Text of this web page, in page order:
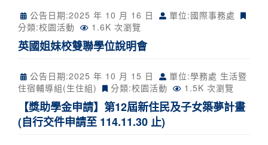
公告日期:2025 年 10 月 16 日
單位:國際事務處
分類:校園活動 1.6K 次瀏覽
英國姐妹校雙聯學位說明會
公告日期:2025 年 10 月 15 日
單位:學務處 生活暨
住宿輔導組(生住組)
分類:校園活動 1.5K 次瀏覽
【獎助學金申請】第12屆新住民及子女築夢計畫
(自行交件申請至 114.11.30 止)